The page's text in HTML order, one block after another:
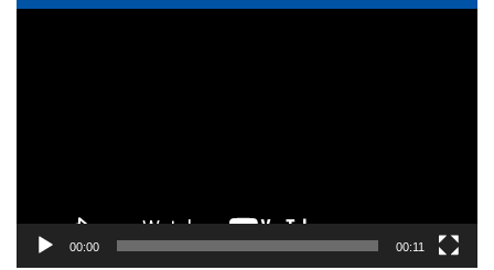
00:00 00:11